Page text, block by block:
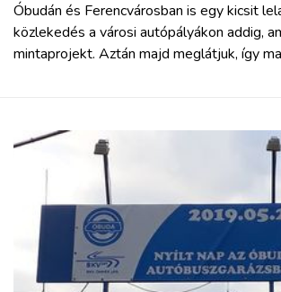
Óbudán és Ferencvárosban is egy kicsit
közlekedés a városi autópályákon addig,
mintaprojekt. Aztán majd meglátjuk, így